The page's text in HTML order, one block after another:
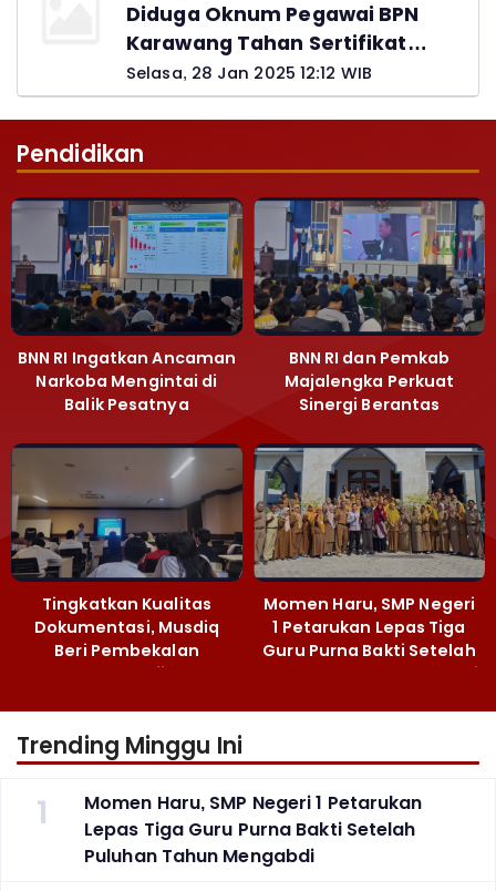
Diduga Oknum Pegawai BPN
Karawang Tahan Sertifikat
Pemohon PTSL
Selasa, 28 Jan 2025 12:12 WIB
Pendidikan
BNN RI Ingatkan Ancaman
Narkoba Mengintai di
Balik Pesatnya
Majalengka
BNN RI dan Pemkab
Majalengka Perkuat
Sinergi Berantas
Narkoba
Tingkatkan Kualitas
Dokumentasi, Musdiq
Beri Pembekalan
Fotografi ‎
Momen Haru, SMP Negeri
1 Petarukan Lepas Tiga
Guru Purna Bakti Setelah
Puluhan Tahun Mengabdi
Trending Minggu Ini
1
Momen Haru, SMP Negeri 1 Petarukan
Lepas Tiga Guru Purna Bakti Setelah
Puluhan Tahun Mengabdi